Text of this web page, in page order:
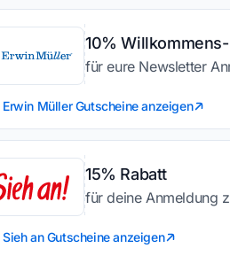
10%
für eure Newsletter
Müller Gutscheine anzeigen
15% Rabatt
für deine Anmeldung
an Gutscheine anzeigen